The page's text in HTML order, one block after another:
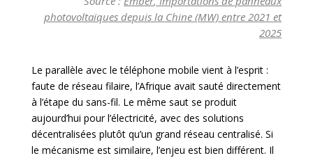
photovoltaïques depuis la Chine (MW) entre 2021 et
2025
Le parallèle avec le téléphone mobile vient à l’esprit :
faute de réseau filaire, l’Afrique avait sauté directement
à l’étape du sans-fil. Le même saut se produit
aujourd’hui pour l’électricité, avec des solutions
décentralisées plutôt qu’un grand réseau centralisé. Si
le mécanisme est similaire, l’enjeu est bien différent. Il